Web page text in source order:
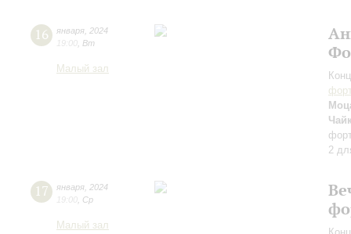
16 января 2024
19:00 Вт
Малый зал
2
17 января 2024
19:00 Ср
Малый зал